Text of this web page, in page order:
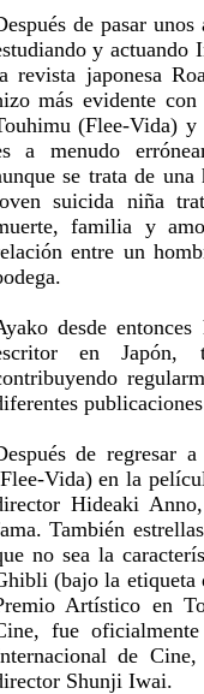
de pasar
y actuando
revista japonesa
más evidente
(Flee-Vida)
a menudo
se trata de
suicida niña
familia y
entre un
desde
en
de regresar
Vida) en la
Hideaki
También
no sea la
(bajo la etiqueta
Artístico en
fue
de
Shunji Iwai.